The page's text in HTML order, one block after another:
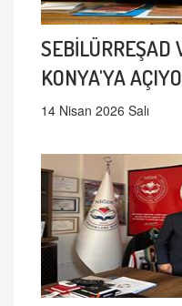
SEBİLÜRREŞAD
KONYA'YA
14 Nisan 2026 Salı